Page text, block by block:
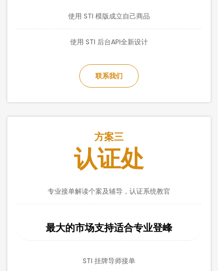
使用 STI 模版成立自己商品
使用 STI 后台API全新设计
联系我们
方案三
认证处
专业接单解读个案及辅导，认证系统教官
最大的市场支持适合专业登峰
STI 挂牌导师接单